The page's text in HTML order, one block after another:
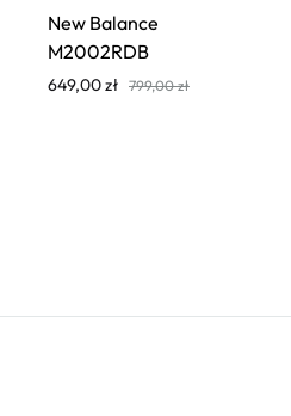
New Balance
M2002RDB
649,00zł 799,00zł